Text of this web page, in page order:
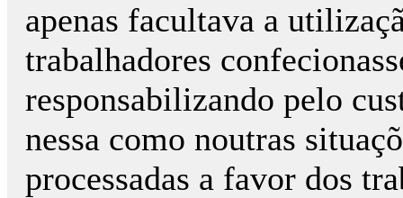
apenas facultava a
trabalhadores
responsabilizando pelo
nessa como noutras
processadas a favor dos